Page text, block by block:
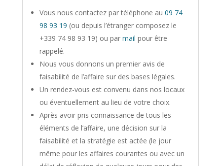
Vous nous contactez par téléphone au 09 74
98 93 19 (ou depuis l’étranger composez le
+339 74 98 93 19) ou par mail pour être
rappelé.
Nous vous donnons un premier avis de
faisabilité de l’affaire sur des bases légales.
Un rendez-vous est convenu dans nos locaux
ou éventuellement au lieu de votre choix.
Après avoir pris connaissance de tous les
éléments de l’affaire, une décision sur la
faisabilité et la stratégie est actée (le jour
même pour les affaires courantes ou avec un